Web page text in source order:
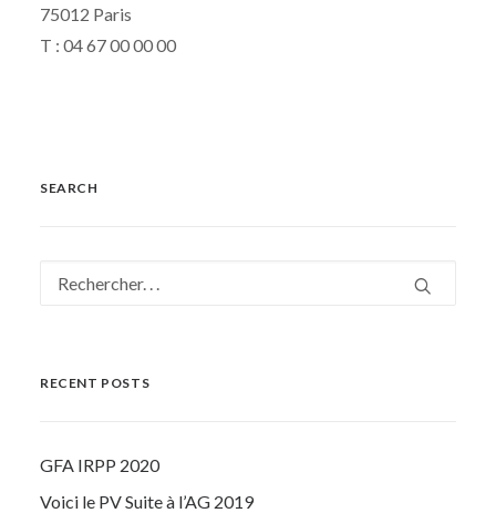
75012 Paris
T : 04 67 00 00 00
SEARCH
RECENT POSTS
GFA IRPP 2020
Voici le PV Suite à l’AG 2019